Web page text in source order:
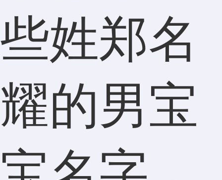
些姓郑名
耀的男宝